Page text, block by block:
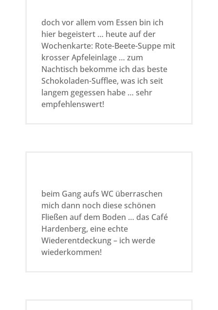
doch vor allem vom Essen bin ich
hier begeistert … heute auf der
Wochenkarte: Rote-Beete-Suppe mit
krosser Apfeleinlage … zum
Nachtisch bekomme ich das beste
Schokoladen-Sufflee, was ich seit
langem gegessen habe … sehr
empfehlenswert!
beim Gang aufs WC überraschen
mich dann noch diese schönen
Fließen auf dem Boden … das Café
Hardenberg, eine echte
Wiederentdeckung – ich werde
wiederkommen!